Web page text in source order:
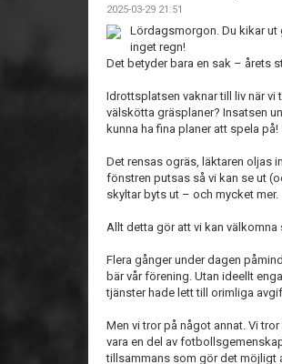
2025-03-29 21:51
Lördagsmorgon. Du kikar ut
inget regn!
Det betyder bara en sak – årets
Idrottsplatsen vaknar till liv när
välskötta gräsplaner? Insatsen
kunna ha fina planer att spela på!
Det rensas ogräs, läktaren oljas
fönstren putsas så vi kan se ut
skyltar byts ut – och mycket mer.
Allt detta gör att vi kan
Flera gånger under dagen
bär vår förening. Utan ideellt
tjänster hade lett till orimliga
Men vi tror på något annat. Vi
vara en del av
tillsammans som gör det möjligt